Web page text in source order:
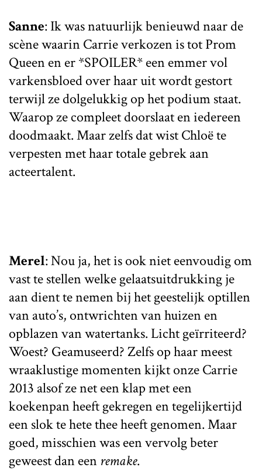
Sanne: Ik was natuurlijk benieuwd naar de
scène waarin Carrie verkozen is tot Prom
Queen en er *SPOILER* een emmer vol
varkensbloed over haar uit wordt gestort
terwijl ze dolgelukkig op het podium staat.
Waarop ze compleet doorslaat en iedereen
doodmaakt. Maar zelfs dat wist Chloë te
verpesten met haar totale gebrek aan
acteertalent.
Merel: Nou ja, het is ook niet eenvoudig om
vast te stellen welke gelaatsuitdrukking je
aan dient te nemen bij het geestelijk optillen
van auto’s, ontwrichten van huizen en
opblazen van watertanks. Licht geïrriteerd?
Woest? Geamuseerd? Zelfs op haar meest
wraaklustige momenten kijkt onze Carrie
2013 alsof ze net een klap met een
koekenpan heeft gekregen en tegelijkertijd
een slok te hete thee heeft genomen. Maar
goed, misschien was een vervolg beter
geweest dan een remake.